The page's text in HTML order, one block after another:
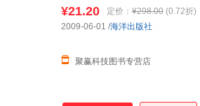
¥21.20 定价： ¥298.00 (0.72折)
聚赢科技图书专营店
2009-06-01 /海洋出版社